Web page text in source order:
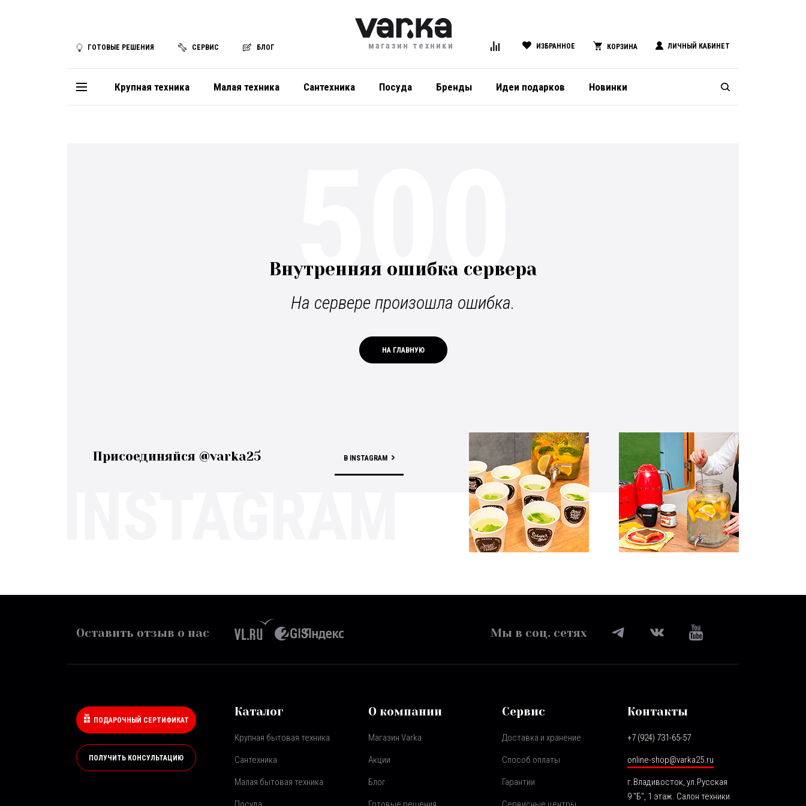
ГОТОВЫЕ РЕШЕНИЯ СЕРВИС БЛОГ магазин техники ИЗБРАННОЕ КОРЗИНА ЛИЧНЫЙ КАБИНЕТ
Крупная техника Малая техника Сантехника Посуда Бренды Идеи подарков Новинки
Внутренняя ошибка сервера
На сервере произошла ошибка.
НА ГЛАВНУЮ
500
Присоединяйся @varka25 В INSTAGRAM
Оставить отзыв о нас Мы в соц. сетях
ПОДАРОЧНЫЙ СЕРТИФИКАТ
ПОЛУЧИТЬ КОНСУЛЬТАЦИЮ
Каталог
Крупная бытовая техника
Сантехника
Малая бытовая техника
О компании
Магазин Varka
Акции
Блог
Сервис
Доставка и хранение
Способ оплаты
Гарантии
Контакты
+7 (924) 731-65-57
online-shop@varka25.ru
г.Владивосток, ул.Русская
9 "Б", 1 этаж. Салон техники